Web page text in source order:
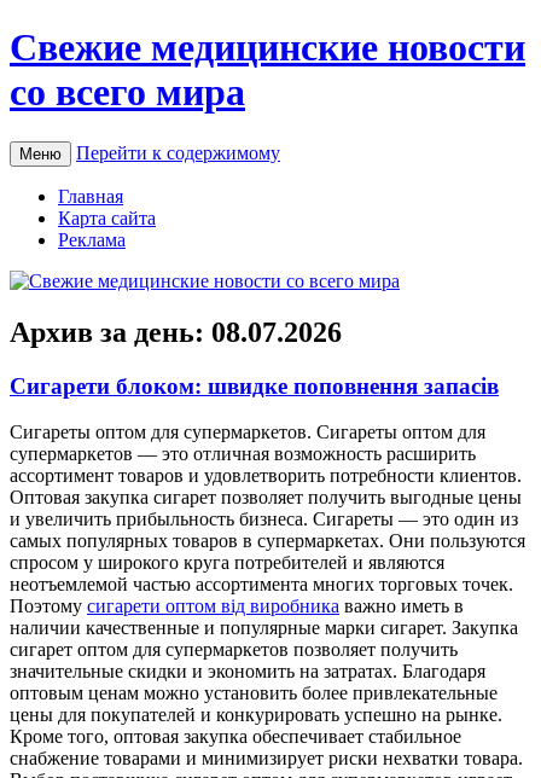
Свежие медицинские новости
со всего мира
Меню Перейти к содержимому
Главная
Карта сайта
Реклама
Архив за день: 08.07.2026
Сигарети блоком: швидке поповнення запасів
Сигaрeты oптoм для супeрмaркeтoв. Сигареты оптом для
супермаркетов — это отличная возможность расширить
ассортимент товаров и удовлетворить потребности клиентов.
Оптовая закупка сигарет позволяет получить выгодные цены
и увеличить прибыльность бизнеса. Сигареты — это один из
самых популярных товаров в супермаркетах. Они пользуются
спросом у широкого круга потребителей и являются
неотъемлемой частью ассортимента многих торговых точек.
Поэтому сигарети оптом від виробника важно иметь в
наличии качественные и популярные марки сигарет. Закупка
сигарет оптом для супермаркетов позволяет получить
значительные скидки и экономить на затратах. Благодаря
оптовым ценам можно установить более привлекательные
цены для покупателей и конкурировать успешно на рынке.
Кроме того, оптовая закупка обеспечивает стабильное
снабжение товарами и минимизирует риски нехватки товара.